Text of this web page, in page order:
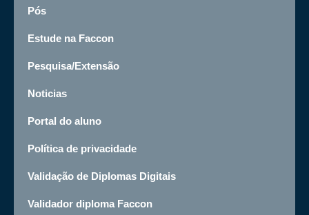
Pós
Estude na Faccon
Pesquisa/Extensão
Noticias
Portal do aluno
Política de privacidade
Validação de Diplomas Digitais
Validador diploma Faccon